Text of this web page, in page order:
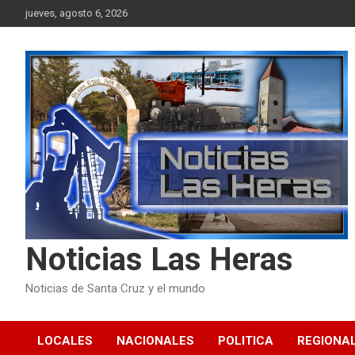
to
jueves, agosto 6, 2026
Noticias Las Heras
Noticias de Santa Cruz y el mundo
LOCALES NACIONALES POLITICA